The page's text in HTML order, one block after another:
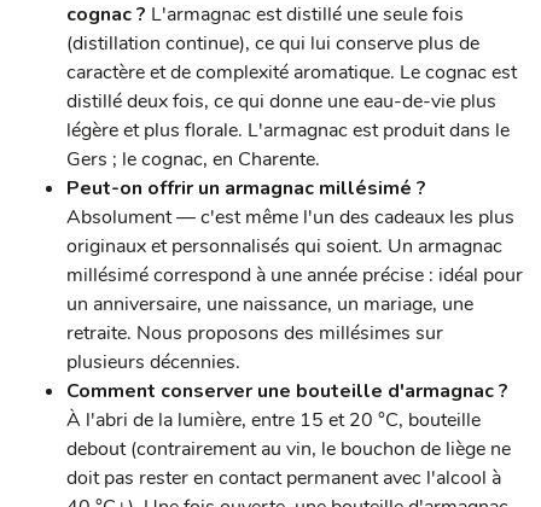
cognac ? L'armagnac est distillé une seule fois
(distillation continue), ce qui lui conserve plus de
caractère et de complexité aromatique. Le cognac est
distillé deux fois, ce qui donne une eau-de-vie plus
légère et plus florale. L'armagnac est produit dans le
Gers ; le cognac, en Charente.
Peut-on offrir un armagnac millésimé ?
Absolument — c'est même l'un des cadeaux les plus
originaux et personnalisés qui soient. Un armagnac
millésimé correspond à une année précise : idéal pour
un anniversaire, une naissance, un mariage, une
retraite. Nous proposons des millésimes sur
plusieurs décennies.
Comment conserver une bouteille d'armagnac ?
À l'abri de la lumière, entre 15 et 20 °C, bouteille
debout (contrairement au vin, le bouchon de liège ne
doit pas rester en contact permanent avec l'alcool à